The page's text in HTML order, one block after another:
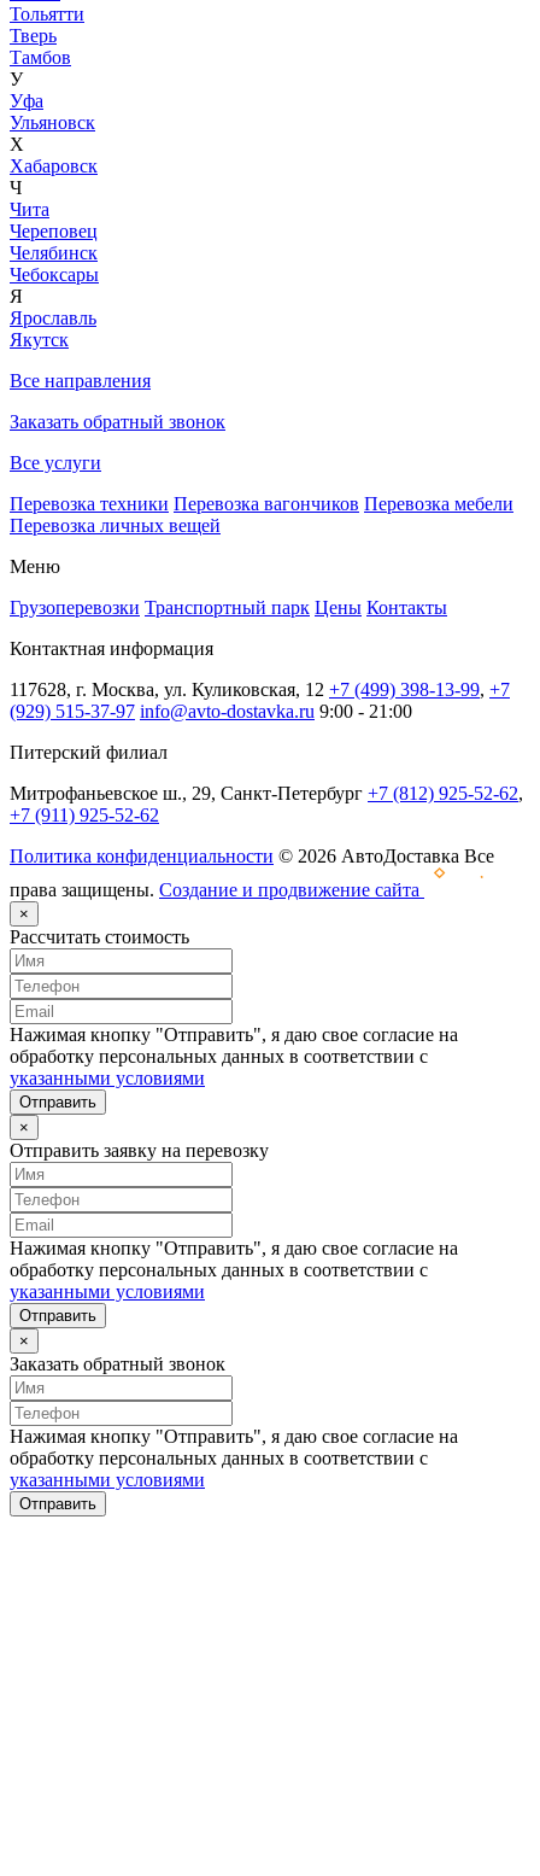
Тольятти
Тверь
Тамбов
У
Уфа
Ульяновск
Х
Хабаровск
Ч
Чита
Череповец
Челябинск
Чебоксары
Я
Ярославль
Якутск
Все направления
Заказать обратный звонок
Все услуги
Перевозка техники Перевозка вагончиков Перевозка мебели
Перевозка личных вещей
Меню
Грузоперевозки Транспортный парк Цены Контакты
Контактная информация
117628, г. Москва, ул. Куликовская, 12 +7 (499) 398-13-99, +7
(929) 515-37-97 info@avto-dostavka.ru 9:00 - 21:00
Питерский филиал
Митрофаньевское ш., 29, Санкт-Петербург +7 (812) 925-52-62,
+7 (911) 925-52-62
Политика конфиденциальности © 2026 АвтоДоставка Все
права защищены. Создание и продвижение сайта
×
Рассчитать стоимость
Нажимая кнопку "Отправить", я даю свое согласие на
обработку персональных данных в соответствии с
указанными условиями
Отправить
×
Отправить заявку на перевозку
Нажимая кнопку "Отправить", я даю свое согласие на
обработку персональных данных в соответствии с
указанными условиями
Отправить
×
Заказать обратный звонок
Нажимая кнопку "Отправить", я даю свое согласие на
обработку персональных данных в соответствии с
указанными условиями
Отправить